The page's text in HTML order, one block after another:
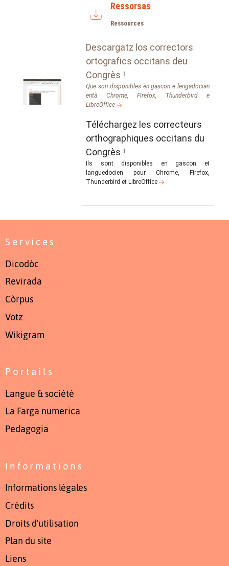
Ressorsas
Ressources
Descargatz los correctors
ortografics occitans deu
Congrès !
Que son disponibles en gascon e lengadocian
entà Chrome, Firefox, Thunderbird e
LibreOffice
Téléchargez les correcteurs
orthographiques occitans du
Congrès !
Ils sont disponibles en gascon et
languedocien pour Chrome, Firefox,
Thunderbird et LibreOffice
Services
Dicodòc
Revirada
Còrpus
Votz
Wikigram
Portails
Langue & société
La Farga numerica
Pedagogia
Informations
Informations légales
Crédits
Droits d'utilisation
Plan du site
Liens